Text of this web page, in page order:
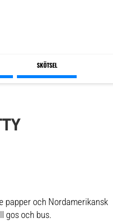
SKÖTSEL
papper och Nordamerikansk
gos och bus.